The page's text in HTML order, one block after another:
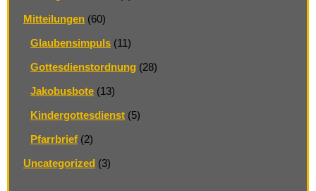
Mitteilungen (60)
Glaubensimpuls (11)
Gottesdienstordnung (28)
Jakobusbote (13)
Kindergottesdienst (5)
Pfarrbrief (2)
Uncategorized (3)